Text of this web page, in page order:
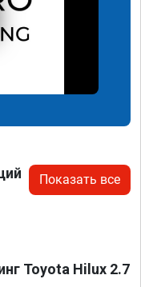
Показать все
Toyota Hilux 2.7